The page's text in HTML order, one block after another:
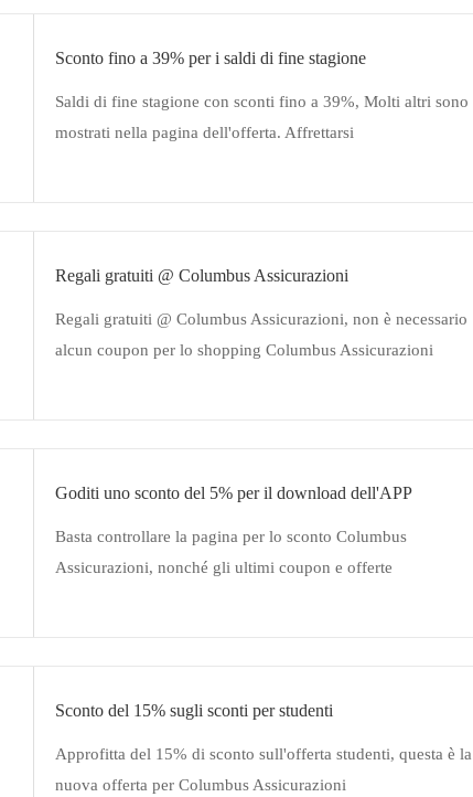
Sconto fino a 39% per i saldi di fine stagione
Saldi di fine stagione con sconti fino a 39%, Molti altri sono
mostrati nella pagina dell'offerta. Affrettarsi
Regali gratuiti @ Columbus Assicurazioni
Regali gratuiti @ Columbus Assicurazioni, non è necessario
alcun coupon per lo shopping Columbus Assicurazioni
Goditi uno sconto del 5% per il download dell'APP
Basta controllare la pagina per lo sconto Columbus
Assicurazioni, nonché gli ultimi coupon e offerte
Sconto del 15% sugli sconti per studenti
Approfitta del 15% di sconto sull'offerta studenti, questa è la
nuova offerta per Columbus Assicurazioni